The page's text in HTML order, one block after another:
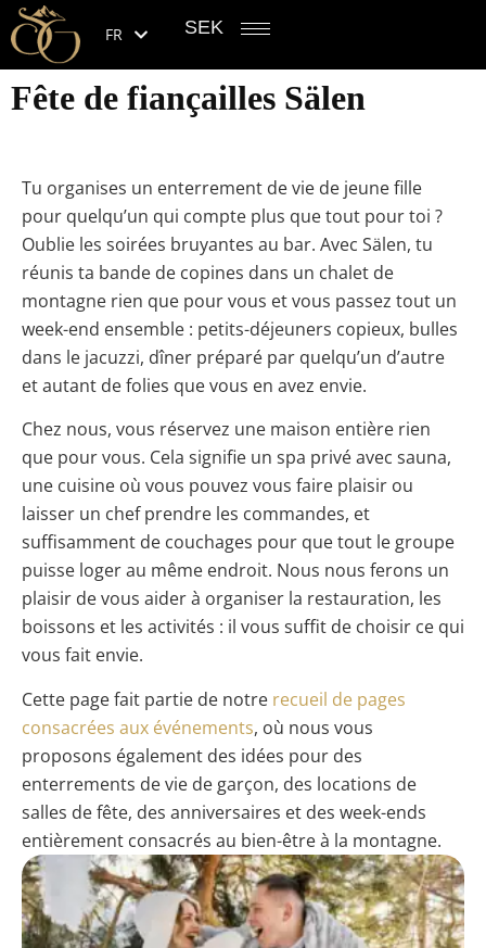
FR SEK
Fête de fiançailles Sälen
Tu organises un enterrement de vie de jeune fille
pour quelqu’un qui compte plus que tout pour toi ?
Oublie les soirées bruyantes au bar. Avec Sälen, tu
réunis ta bande de copines dans un chalet de
montagne rien que pour vous et vous passez tout un
week-end ensemble : petits-déjeuners copieux, bulles
dans le jacuzzi, dîner préparé par quelqu’un d’autre
et autant de folies que vous en avez envie.
Chez nous, vous réservez une maison entière rien
que pour vous. Cela signifie un spa privé avec sauna,
une cuisine où vous pouvez vous faire plaisir ou
laisser un chef prendre les commandes, et
suffisamment de couchages pour que tout le groupe
puisse loger au même endroit. Nous nous ferons un
plaisir de vous aider à organiser la restauration, les
boissons et les activités : il vous suffit de choisir ce qui
vous fait envie.
Cette page fait partie de notre recueil de pages
consacrées aux événements, où nous vous
proposons également des idées pour des
enterrements de vie de garçon, des locations de
salles de fête, des anniversaires et des week-ends
entièrement consacrés au bien-être à la montagne.